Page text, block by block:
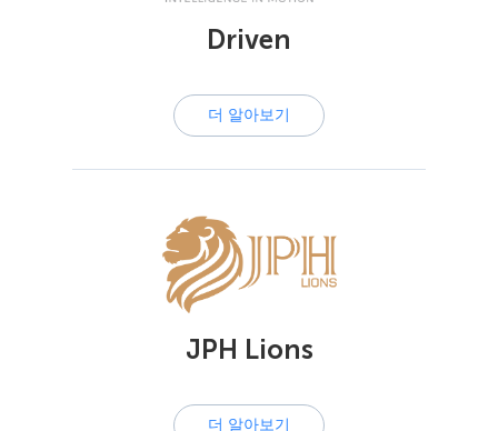
Driven
더 알아보기
JPH Lions
더 알아보기